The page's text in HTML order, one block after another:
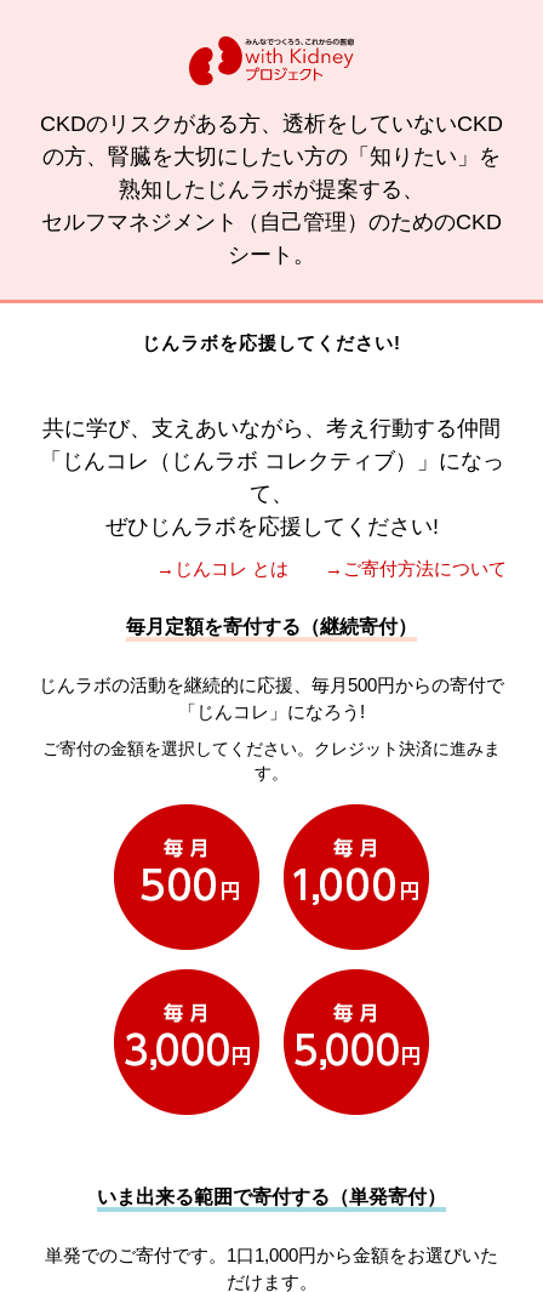
CKDのリスクがある方、透析をしていないCKD
の方、腎臓を大切にしたい方の「知りたい」を
熟知したじんラボが提案する、
セルフマネジメント（自己管理）のためのCKD
シート。
じんラボを応援してください!
共に学び、支えあいながら、考え行動する仲間
「じんコレ（じんラボ コレクティブ）」になっ
て、
ぜひじんラボを応援してください!
→じんコレ とは →ご寄付方法について
毎月定額を寄付する（継続寄付）
じんラボの活動を継続的に応援、毎月500円からの寄付で
「じんコレ」になろう!
ご寄付の金額を選択してください。クレジット決済に進みま
す。
いま出来る範囲で寄付する（単発寄付）
単発でのご寄付です。1口1,000円から金額をお選びいた
だけます。